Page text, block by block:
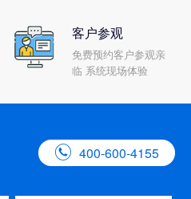
客户参观
免费预约客户参观亲
临 系统现场体验
 400-600-4155